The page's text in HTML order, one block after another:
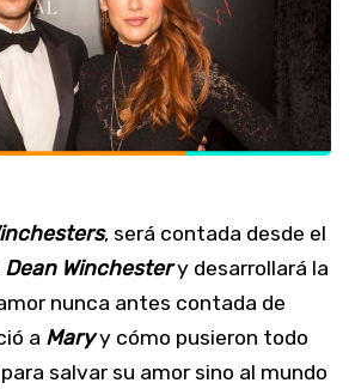
, será contada desde el
Dean Winchestery desarrollará la
nunca antes contada de
a Maryy cómo pusieron todo
salvar su amor sino al mundo